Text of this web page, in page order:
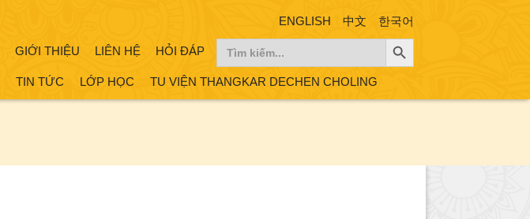
ENGLISH 中文 한국어
for:
Search Button
GIỚI THIỆU LIÊN HỆ HỎI ĐÁP
TIN TỨC LỚP HỌC TU VIỆN THANGKAR DECHEN CHOLING